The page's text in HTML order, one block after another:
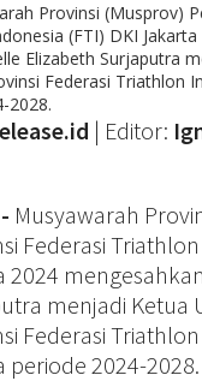
Provinsi (Musprov)
(FTI) DKI Jakarta
Elizabeth Surjaputra
Federasi Triathlon
2028.
| Editor:
Musyawarah
Federasi
2024
menjadi Ketua
Federasi
periode 2024-2028.